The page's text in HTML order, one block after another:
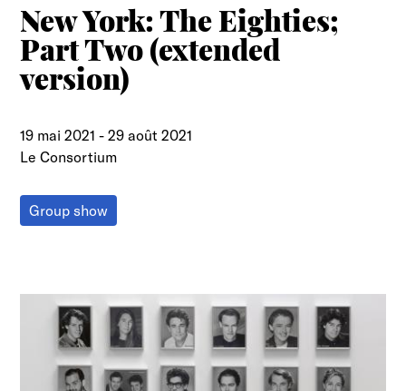
New York: The Eighties;
Part Two (extended
version)
19 mai 2021 -29 août 2021
Le Consortium
Group show